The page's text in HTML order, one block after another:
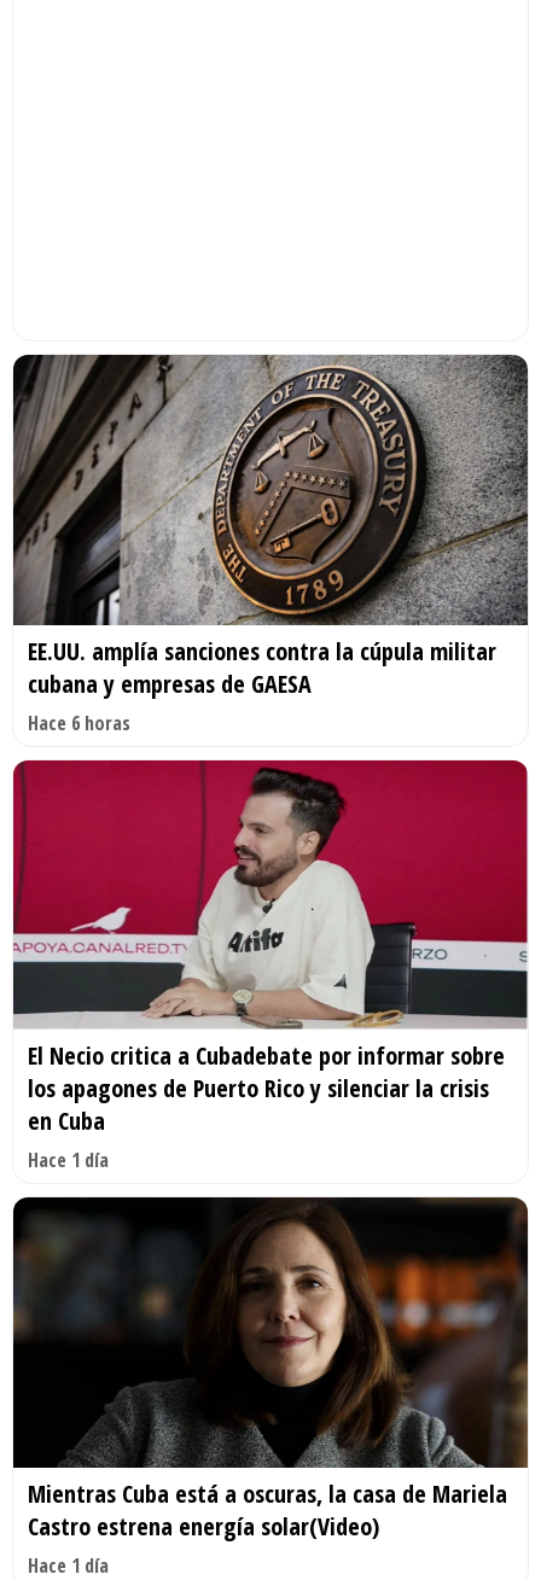
EE.UU. amplía sanciones contra la cúpula militar
cubana y empresas de GAESA
Hace 6 horas
El Necio critica a Cubadebate por informar sobre
los apagones de Puerto Rico y silenciar la crisis
en Cuba
Hace 1 día
Mientras Cuba está a oscuras, la casa de Mariela
Castro estrena energía solar(Video)
Hace 1 día